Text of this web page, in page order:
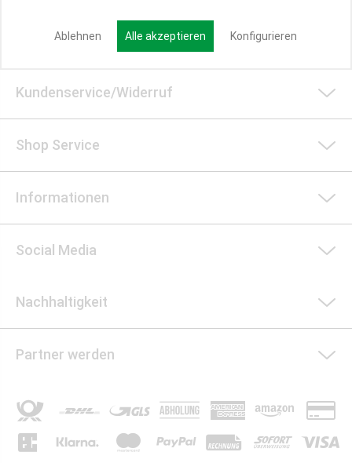
Kundenservice/Widerruf
Shop Service
Informationen
Social Media
Nachhaltigkeit
Partner werden
Ablehnen Alle akzeptieren Konfigurieren